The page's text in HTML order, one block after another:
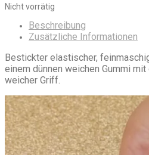
Nicht vorrätig
Beschreibung
Zusätzliche Informationen
Bestickter elastischer,
einem dünnen weichen Gummi
weicher Griff.